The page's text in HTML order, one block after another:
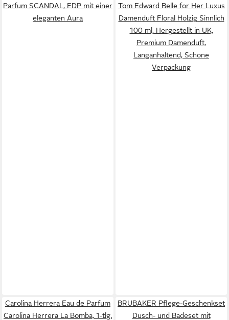
Parfum SCANDAL, EDP mit einer
eleganten Aura
Tom Edward Belle for Her Luxus
Damenduft Floral Holzig Sinnlich
100 ml, Hergestellt in UK,
Premium Damenduft,
Langanhaltend, Schone
Verpackung
Carolina Herrera Eau de Parfum
Carolina Herrera La Bomba, 1-tlg.
BRUBAKER Pflege-Geschenkset
Dusch- und Badeset mit